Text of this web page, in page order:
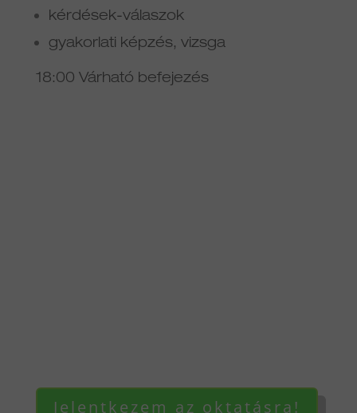
kérdések-válaszok
gyakorlati képzés, vizsga
18:00 Várható befejezés
Jelentkezem az oktatásra!